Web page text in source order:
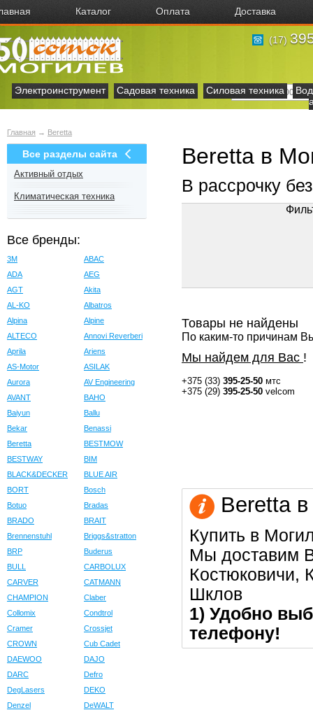
Каталог Оплата Доставка
(17)
Электроинструмент Садовая техника Силовая техника
Главная → Beretta
Все разделы сайта
Активный отдых
Климатическая техника
Все бренды:
3M
ABAC
ADA
AEG
AGT
Akita
AL-KO
Albatros
Alpina
Alpine
ALTECO
Annovi Reverberi
Aprila
Ariens
AS-Motor
ASILAK
Aurora
AV Engineering
AVANT
BAHO
Baiyun
Ballu
Bekar
Benassi
Beretta
BESTMOW
BESTWAY
BIM
BLACK&DECKER
BLUE AIR
BORT
Bosch
Botuo
Bradas
BRADO
BRAIT
Brennenstuhl
Briggs&stratton
BRP
Buderus
BULL
CARBOLUX
CARVER
CATMANN
CHAMPION
Claber
Collomix
Condtrol
Cramer
Crossjet
CROWN
Cub Cadet
DAEWOO
DAJO
DARC
Defro
DegLasers
DEKO
Denzel
DeWALT
Beretta в
В рассрочку
Товары не найдены
По каким-то причинам
Мы найдем для Вас !
+375 (33) 395-25-50 мтс
+375 (29) 395-25-50 velcom
Beretta
Купить в
Мы доставим
Костюковичи,
Шклов
1) Удобно
телефону!